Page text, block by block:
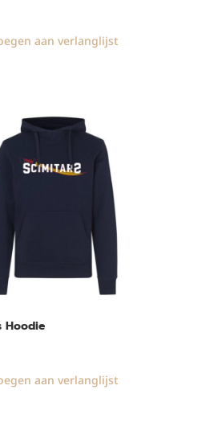
aan verlanglijst
Hoodie
aan verlanglijst